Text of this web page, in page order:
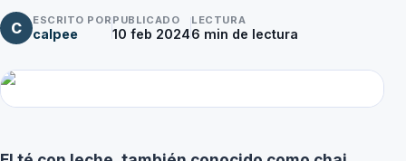
C ESCRITO POR
calpee
PUBLICADO
10 feb 2024
LECTURA
6 min de lectura